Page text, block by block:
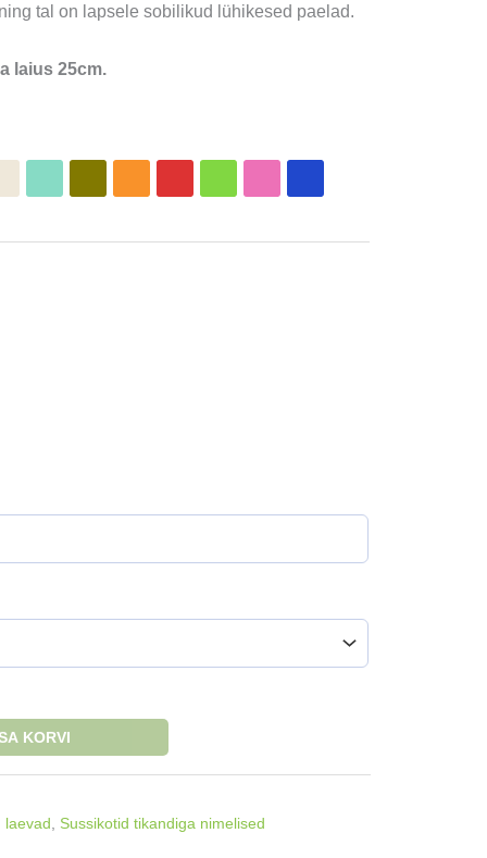
tal on lapsele sobilikud lühikesed paelad.
laius 25cm.
KORVI
laevad, Sussikotid tikandiga nimelised